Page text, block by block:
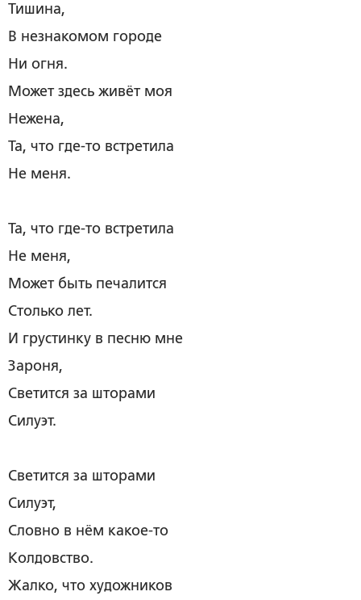
Тишина,
В незнакомом городе
Ни огня.
Может здесь живёт моя
Нежена,
Та, что где-то встретила
Не меня.
Та, что где-то встретила
Не меня,
Может быть печалится
Столько лет.
И грустинку в песню мне
Зароня,
Светится за шторами
Силуэт.
Светится за шторами
Силуэт,
Словно в нём какое-то
Колдовство.
Жалко, что художников